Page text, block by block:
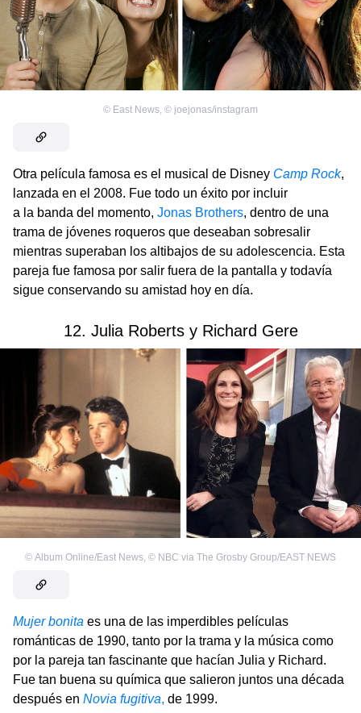
© East News © joejonas/instagram
Otra película famosa es el musical de Disney Camp Rock,
lanzada en el 2008. Fue todo un éxito por incluir
a la banda del momento, Jonas Brothers, dentro de una
trama de jóvenes roqueros que deseaban sobresalir
mientras superaban los altibajos de su adolescencia. Esta
pareja fue famosa por salir fuera de la pantalla y todavía
sigue conservando su amistad hoy en día.
12. Julia Roberts y Richard Gere
© Album Online/East News © NBC via The Grosby Group/EAST NEWS
Mujer bonita es una de las imperdibles películas
románticas de 1990, tanto por la trama y la música como
por la pareja tan fascinante que hacían Julia y Richard.
Fue tan buena su química que salieron juntos una década
después en Novia fugitiva, de 1999.